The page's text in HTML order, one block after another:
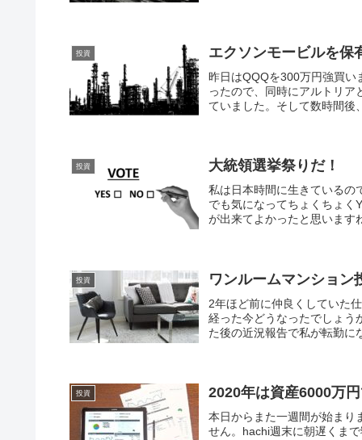
投資 エクソンモービルを保
昨日はQQQを300万円強買い
ったので、同時にアルトリア
ていました。そして数時間後
投資 大統領選挙祭りだ！
私は日本時間に生きているの
でも気になってちょくちょく
が出来てよかったと思いま
投資 ワンルームマンション
2年ほど前に仲良くしていた
経った今どうなったでしょう
た後の近況報告で私が転勤に
投資 2020年は資産6000万
本日からまた一週間が始まり
せん。hachi週末に朝遅くま